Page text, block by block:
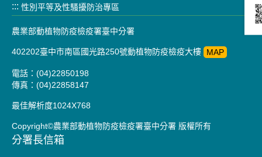
::: 性別平等及性騷擾防治專區
農業部動植物防疫檢疫署臺中分署
402202臺中市南區國光路250號動植物防疫檢疫大樓 MAP
電話：(04)22850198
傳真：(04)22858147
最佳解析度1024X768
Copyright©農業部動植物防疫檢疫署臺中分署 版權所有
分署長信箱